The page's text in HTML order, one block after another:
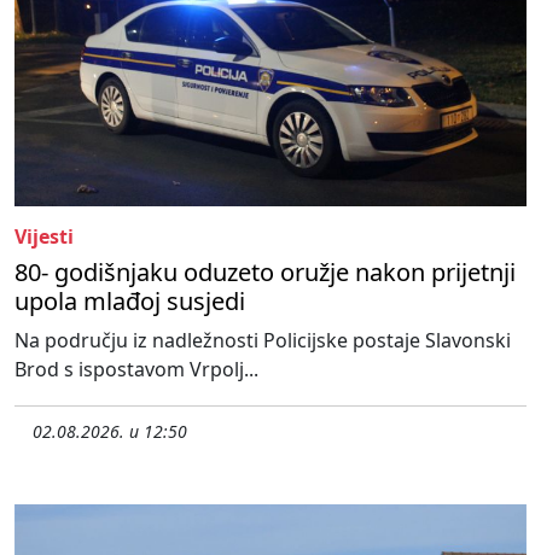
Vijesti
80- godišnjaku oduzeto oružje nakon prijetnji
upola mlađoj susjedi
Na području iz nadležnosti Policijske postaje Slavonski
Brod s ispostavom Vrpolj...
02.08.2026. u 12:50